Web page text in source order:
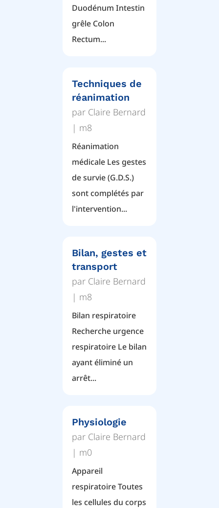
Duodénum Intestin
grêle Colon
Rectum...
Techniques de
réanimation
par Claire Bernard
| m8
Réanimation
médicale Les gestes
de survie (G.D.S.)
sont complétés par
l'intervention...
Bilan, gestes et
transport
par Claire Bernard
| m8
Bilan respiratoire
Recherche urgence
respiratoire Le bilan
ayant éliminé un
arrêt...
Physiologie
par Claire Bernard
| m0
Appareil
respiratoire Toutes
les cellules du corps